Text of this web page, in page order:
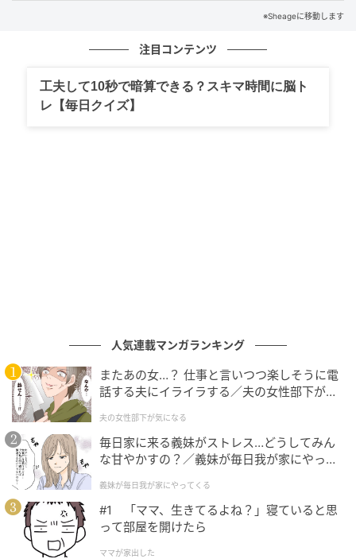
包むしっとりしたうるおい感。花冠のレリーフをあし
らったデザインや、クリスタルフローラルブーケの香
りが、春らしいロマンチックな気分を高めてくれま
左／13 happy primula
多彩なパールを潜ませた鮮やかなミルキーレッド。ひ
と塗りで表情に明るさをもたらし、ハッピーな気分を
運びます。
唇をふっくらと際立たせる陶酔美粘膜カラー
カネボウ ルージュスターヴァイブラント
※Sheageに移動します
注目コンテンツ
工夫して10秒で暗算できる？スキマ時間に脳ト
レ【毎日クイズ】
人気連載マンガランキング
またあの女…？ 仕事と言いつつ楽しそうに電
話する夫にイライラする／夫の女性部下が気
夫の女性部下が気になる
毎日家に来る義妹がストレス…どうしてみん
な甘やかすの？／義妹が毎日我が家にやって
が】
義妹が毎日我が家にやってくる
#1 「ママ、生きてるよね？」寝ていると思
って部屋を開けたら
ママが家出した